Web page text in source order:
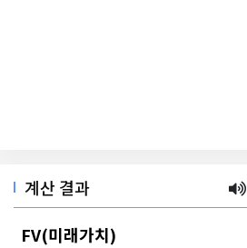
계산 결과
FV(미래가치)